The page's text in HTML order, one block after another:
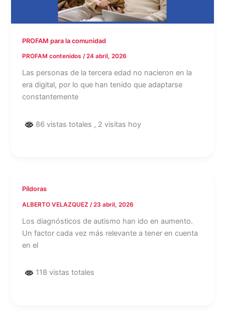
PROFAM para la comunidad
PROFAM contenidos/24 abril, 2026
Las personas de la tercera edad no nacieron en la
era digital, por lo que han tenido que adaptarse
constantemente
86 vistas totales , 2 visitas hoy
Píldoras
ALBERTO VELAZQUEZ /23 abril, 2026
Los diagnósticos de autismo han ido en aumento.
Un factor cada vez más relevante a tener en cuenta
en el
118 vistas totales